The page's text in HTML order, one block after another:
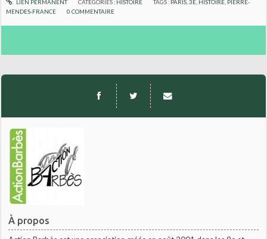
À propos
LIEN PERMANENT CATÉGORIES : HISTOIRE TAGS : PARIS ,3E HISTOIRE PIERRE-
MENDES-FRANCE
0 COMMENTAIRE